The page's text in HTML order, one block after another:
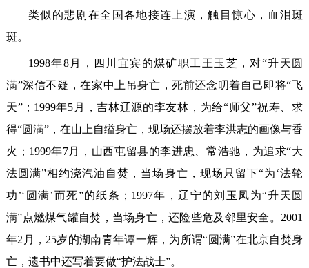
类似的悲剧在全国各地接连上演，触目惊心，血泪斑
斑。
1998年8月，四川宜宾的煤矿职工王玉芝，对“升天圆
满”深信不疑，在家中上吊身亡，死前还念叨着自己即将“飞
天”；1999年5月，吉林辽源的李友林，为给“师父”祝寿、求
得“圆满”，在山上自缢身亡，现场还摆放着李洪志的画像与香
火；1999年7月，山西屯留县的李进忠、常浩驰，为追求“大
法圆满”相约浇汽油自焚，当场身亡，现场只留下“为‘法轮
功’‘圆满’而死”的纸条；1997年，辽宁的刘玉凤为“升天圆
满”点燃煤气罐自焚，当场身亡，还险些危及邻里安全。2001
年2月，25岁的湖南青年谭一辉，为所谓“圆满”在北京自焚身
亡，遗书中还写着要做“护法战士”。